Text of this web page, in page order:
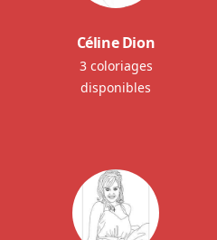
Céline Dion
3 coloriages
disponibles